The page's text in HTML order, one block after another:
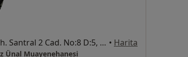
150 Evler Mah. Santral 2 Cad. No:8 D:5, Balıkesir • Harita
Ünal Muayenehanesi